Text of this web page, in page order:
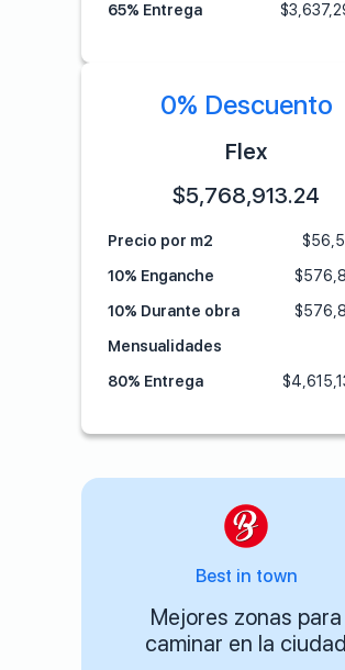
65% Entrega
$
0% Descuento
Flex
$5,768,913.24
Precio por m2 $
10% Enganche
$
10% Durante obra
$
Mensualidades
80% Entrega
$
Best in town
Mejores zonas para
caminar en la ciudad